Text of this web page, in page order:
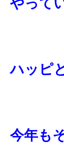
やって
ハッピ
今年も